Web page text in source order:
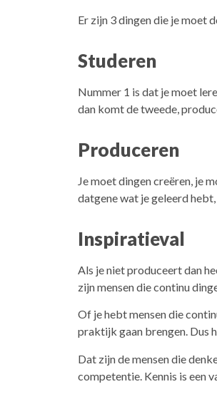
Er zijn 3 dingen die je moet
Studeren
Nummer 1 is dat je moet
dan komt de tweede,
Produceren
Je moet dingen creëren, je
datgene wat je geleerd
Inspiratieval
Als je niet produceert dan
zijn mensen die continu
Of je hebt mensen die
praktijk gaan brengen. Dus
Dat zijn de mensen die
competentie. Kennis is een